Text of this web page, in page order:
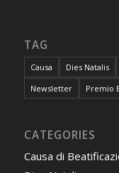
TAG
Causa Dies Natalis
Newsletter
Premio
CATEGORIES
Causa di